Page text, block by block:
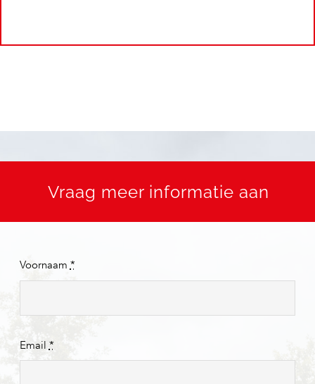
Vraag meer informatie aan
Voornaam *
Email *